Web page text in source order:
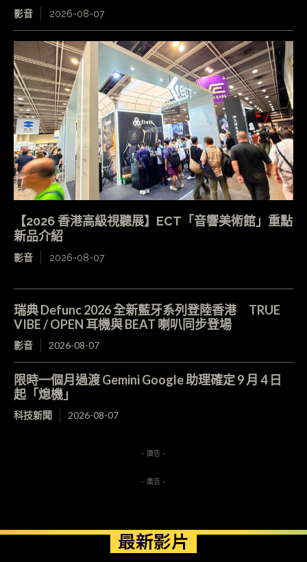
影音 2026-08-07
【2026 香港高級視聽展】ECT「音響美術館」重點
新品介紹
影音 2026-08-07
瑞典 Defunc 2026 全新藍牙系列登陸香港 TRUE
VIBE / OPEN 耳機與 BEAT 喇叭同步登場
影音 2026-08-07
限時一個月過渡 Gemini Google 助理確定 9 月 4 日
起「熄機」
科技新聞 2026-08-07
- 廣告 -
- 廣告 -
最新影片